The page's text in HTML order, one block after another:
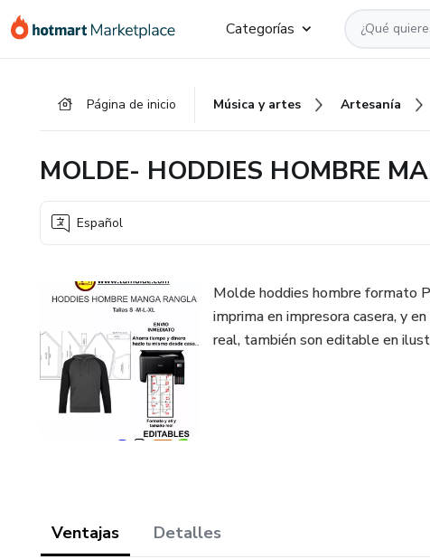
Categorías
Página de inicio Música y artes Artesanía
MOLDE- HODDIES HOMBRE
Español
Molde hoddies hombre formato
imprima en impresora casera, y
real, también son editable en
Ventajas Detalles